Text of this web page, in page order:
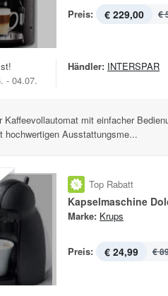
Preis: € 229,00 €
- 04.07.
Händler: INTERSPAR
Kaffeevollautomat mit einfacher
hochwertigen Ausstattungsme...
Top Rabatt
Marke: Krups
Preis: € 24,99 €